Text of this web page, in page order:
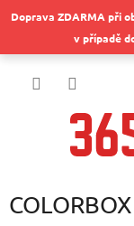
naDoprava ZDARMA při
v případě
COLORBOX